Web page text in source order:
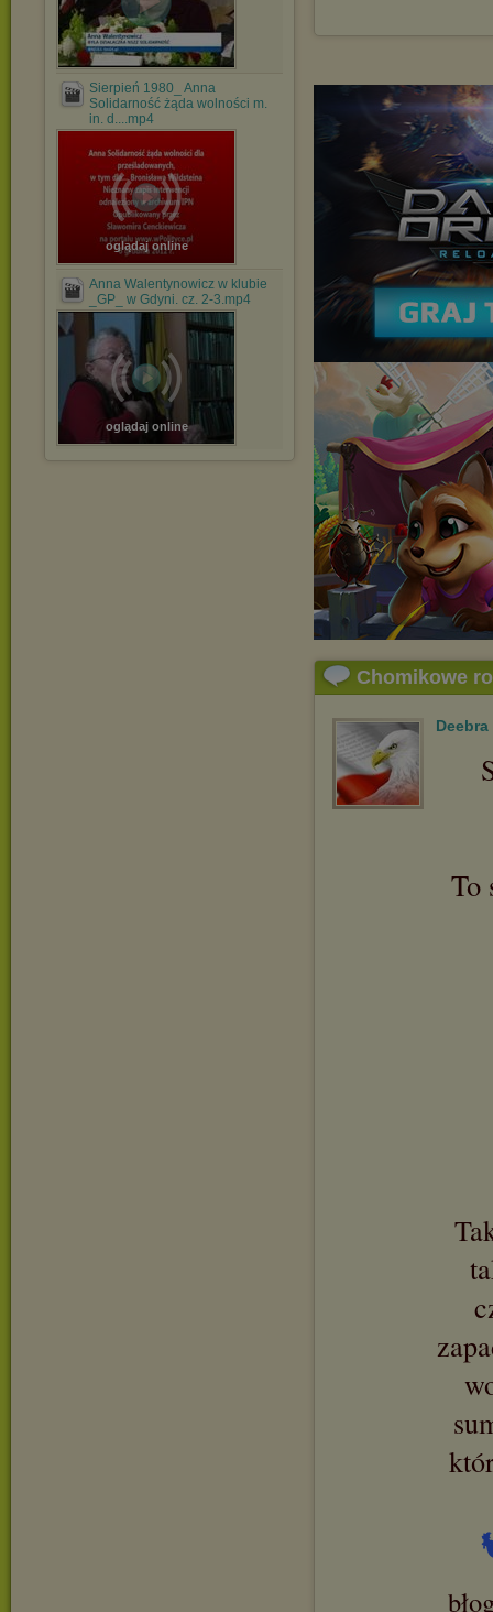
Sierpień 1980_ Anna
Solidarność żąda wolności m.
in. d....mp4
oglądaj online
Anna Walentynowicz w klubie
_GP_ w Gdyni. cz. 2-3.mp4
oglądaj online
Chomikowe
Deebra
To